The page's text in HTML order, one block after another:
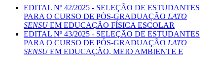
EDITAL Nº 42/2025 - SELEÇÃO DE ESTUDANTES
PARA O CURSO DE PÓS-GRADUAÇÃO LATO
SENSUEM EDUCAÇÃO FÍSICA ESCOLAR
EDITAL Nº 43/2025 - SELEÇÃO DE ESTUDANTES
PARA O CURSO DE PÓS-GRADUAÇÃO LATO
SENSUEM EDUCAÇÃO, MEIO AMBIENTE E